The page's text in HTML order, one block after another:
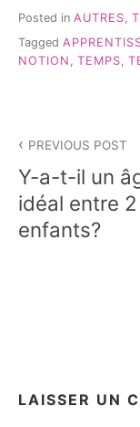
Posted in AUTRES,
Tagged
NOTION
TEMPS
de
l’article
PREVIOUS POST
Y-a-t-il un
idéal entre 2
enfants?
LAISSER UN